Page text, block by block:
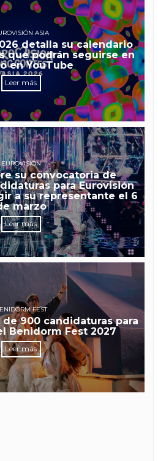
ASIA
detalla su calendario
que podrán seguirse en
en YouTube
Leer más
EUROVISIÓN
su convocatoria de
para Eurovisión
a su representante el 6
marzo
Leer más
FEST
de 900 candidaturas para
Benidorm Fest 2027
Leer más